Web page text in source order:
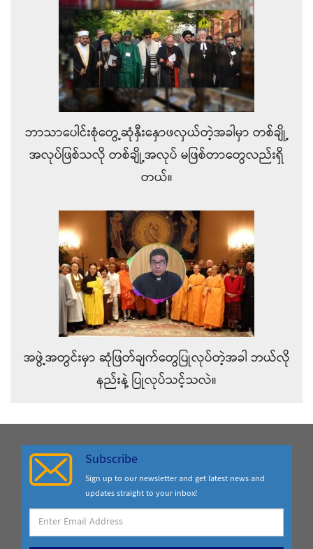
ဘာသာပေါင်းစုံတွေ့ဆုံနှီးနှောဖလှယ်တဲ့အခါမှာ တစ်ချို့
အလုပ်ဖြစ်သလို တစ်ချို့အလုပ် မဖြစ်တာတွေလည်းရှိ
တယ်။
အဖွဲ့အတွင်းမှာ ဆုံဖြတ်ချက်တွေပြုလုပ်တဲ့အခါ ဘယ်လို
နည်းနဲ့ ပြုလုပ်သင့်သလဲ။
Subscribe
Sign up to our newsletter and get latest news and
updates straight to your inbox!